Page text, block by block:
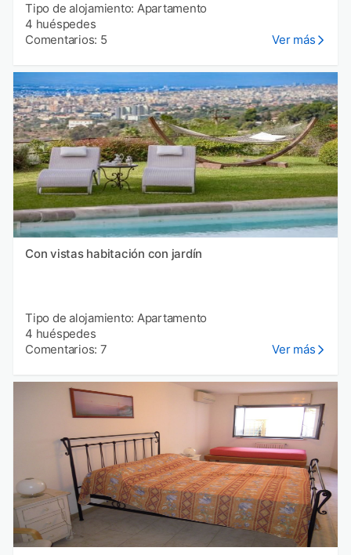
Tipo de alojamiento: Apartamento
4 huéspedes
Comentarios: 5
Ver más
Con vistas habitación con jardín
Tipo de alojamiento: Apartamento
4 huéspedes
Comentarios: 7
Ver más